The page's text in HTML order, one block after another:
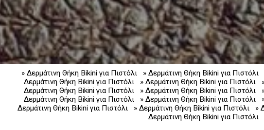
» Δερμάτινη Θήκη Bikini για Πιστόλι » Δερμάτινη Θήκη Bikini για Πιστόλι
Δερμάτινη Θήκη Bikini για Πιστόλι
» Δερμάτινη Θήκη Bikini για Πιστόλι
Δερμάτινη Θήκη Bikini για Πιστόλι
» Δερμάτινη Θήκη Bikini για Πιστόλι
Δερμάτινη Θήκη Bikini για Πιστόλι
» Δερμάτινη Θήκη Bikini για Πιστόλι
Δερμάτινη Θήκη Bikini για Πιστόλι
» Δερμάτινη Θήκη Bikini για Πιστόλι »
Δερμάτινη Θήκη Bikini για Πιστόλι